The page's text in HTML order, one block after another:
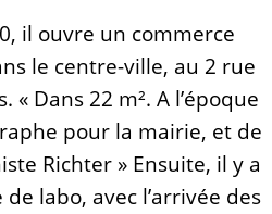
il ouvre un commerce
le centre-ville, au 2 rue
« Dans 22 m². A l’époque
pour la mairie, et de
Richter » Ensuite, il y a
labo, avec l’arrivée des